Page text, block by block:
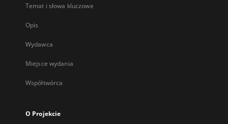
Temat i słowa kluczowe
Opis
Wydawca
Miejsce wydania
Współtwórca
O Projekcie